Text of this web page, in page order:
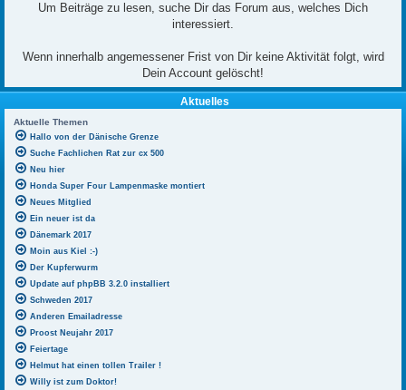
Um Beiträge zu lesen, suche Dir das Forum aus, welches Dich
interessiert.
Wenn innerhalb angemessener Frist von Dir keine Aktivität folgt, wird
Dein Account gelöscht!
Aktuelles
Aktuelle Themen
Hallo von der Dänische Grenze
Suche Fachlichen Rat zur cx 500
Neu hier
Honda Super Four Lampenmaske montiert
Neues Mitglied
Ein neuer ist da
Dänemark 2017
Moin aus Kiel :-)
Der Kupferwurm
Update auf phpBB 3.2.0 installiert
Schweden 2017
Anderen Emailadresse
Proost Neujahr 2017
Feiertage
Helmut hat einen tollen Trailer !
Willy ist zum Doktor!